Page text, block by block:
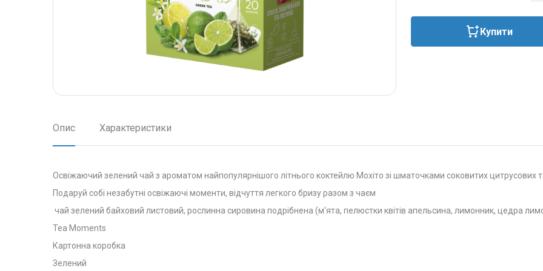
Купити
Опис Характеристики
Освіжаючий зелений чай з ароматом найпопулярнішого літнього коктейлю Мохіто зі шматочками соковитих цитрусових
Подаруй собі незабутні освіжаючі моменти, відчуття легкого бризу разом з чаєм
чай зелений байховий листовий, рослинна сировина подрібнена (м'ята, пелюстки квітів апельсина, лимонник, цедра
Tea Moments
Картонна коробка
Зелений